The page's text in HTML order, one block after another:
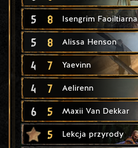
5 8 Isengrim Faoiltiarna
5 8 Alissa Henson
4 7 Yaevinn
4 7 Aelirenn
6 5 Maxii Van Dekkar
5 Lekcja przyrody